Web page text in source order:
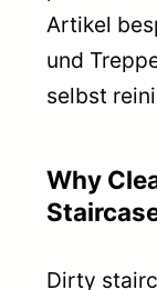
Artikel
und
selbst
Why
Dirty